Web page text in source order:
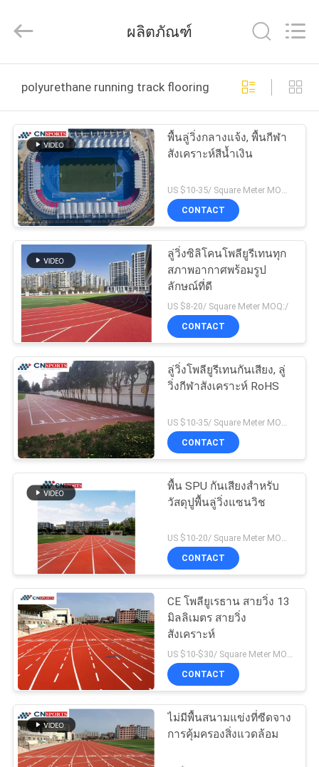
บ้าน
สินค้า
เกี่ยว
กับ
เรา
ทัวร์
โรงงาน
ควบคุม
คุณภาพ
ติดต่อ
ขอ
ใบ
เสนอ
ราคา
แผนผัง
เว็บไซต์
Materials
All
ผลิตภัณฑ์
polyurethane running track flooring ผลิตออนไลน์
พื้นลู่วิ่งกลางแจ้ง, พื้นกีฬา
สังเคราะห์สีน้ำเงิน
US $10-35/ Square Meter MOQ:/
CONTACT
ลู่วิ่งซิลิโคนโพลียูรีเทนทุก
สภาพอากาศพร้อมรูป
ลักษณ์ที่ดี
US $8-20/ Square Meter MOQ:/
CONTACT
ลู่วิ่งโพลียูรีเทนกันเสียง, ลู่
วิ่งกีฬาสังเคราะห์ RoHS
CONTACT
พื้น SPU กันเสียงสำหรับ
วัสดุปูพื้นลู่วิ่งแซนวิช
US $10-20/ Square Meter MOQ:/
CONTACT
CE โพลียูเรธาน สายวิ่ง 13
มิลลิเมตร สายวิ่ง
สังเคราะห์
US $10-$30/ Square Meter MOQ:1 ตัน
CONTACT
ไม่มีพื้นสนามแข่งที่ซีดจาง
การคุ้มครองสิ่งแวดล้อม